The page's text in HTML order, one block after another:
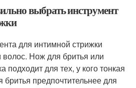
выбрать инструмент
для интимной стрижки
волос. Нож для бритья или
подходит для тех, у кого тонкая
предпочтительнее для